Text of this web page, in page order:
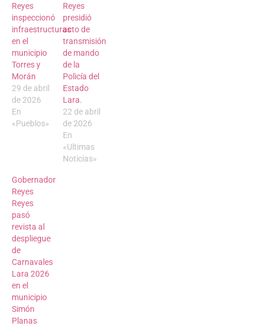
Reyes
inspeccionó
infraestructuras
en el
municipio
Torres y
Morán
29 de abril
de 2026
En
«Pueblos»
Reyes
presidió
acto de
transmisión
de mando
de la
Policía del
Estado
Lara.
22 de abril
de 2026
En
«Ultimas
Noticias»
Gobernador
Reyes
Reyes
pasó
revista al
despliegue
de
Carnavales
Lara 2026
en el
municipio
Simón
Planas